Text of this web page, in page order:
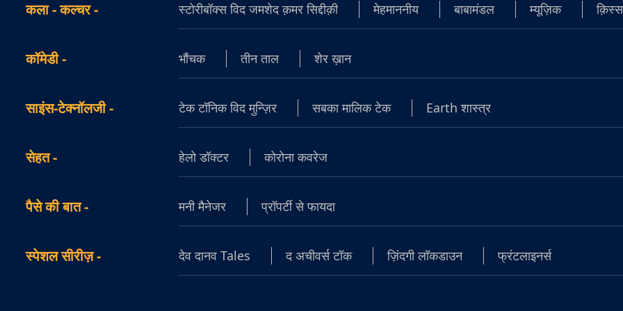
कला - कल्चर- स्टोरीबॉक्स विद जमशेद क़मर सिद्दीक़ी मेहमाननीय बाबामंडल म्यूज़िक
कॉमेडी- भौंचक तीन ताल शेर ख़ान
साइंस-टेक्नॉलजी- टेक टॉनिक विद मुन्ज़िर सबका मालिक टेक Earth शास्त्र
सेहत- हेलो डॉक्टर कोरोना कवरेज
पैसे की बात- मनी मैनेजर प्रॉपर्टी से फायदा
स्पेशल सीरीज़- देव दानव Tales द अचीवर्स टॉक ज़िंदगी लॉकडाउन फ्रंटलाइनर्स